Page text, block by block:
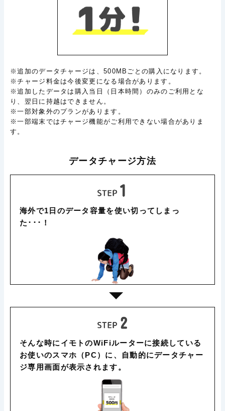
※追加のデータチャージは、500MBごとの購入になります。
※チャージ料金は今後変更になる場合があります。
※追加したデータは購入当日（日本時間）のみのご利用とな
り、翌日に持越はできません。
※一部対象外のプランがあります。
※一部端末ではチャージ機能がご利用できない場合がありま
す。
データチャージ方法
海外で1日のデータ容量を使い切ってしまっ
た･･･！
そんな時にイモトのWiFiルーターに接続している
お使いのスマホ（PC）に、自動的にデータチャー
ジ専用画面が表示されます。